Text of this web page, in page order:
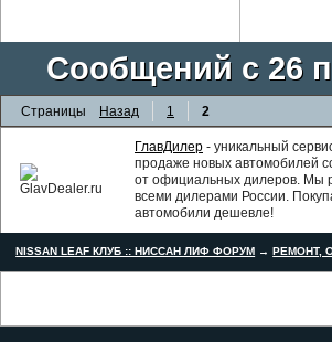
Сообщений с 26
Страницы Назад 1 2
ГлавДилер - уникальный
продаже новых автомобилей
от официальных дилеров. Мы
всеми дилерами России.
автомобили дешевле!
NISSAN LEAF КЛУБ :: НИССАН ЛИФ ФОРУМ →РЕМОНТ,